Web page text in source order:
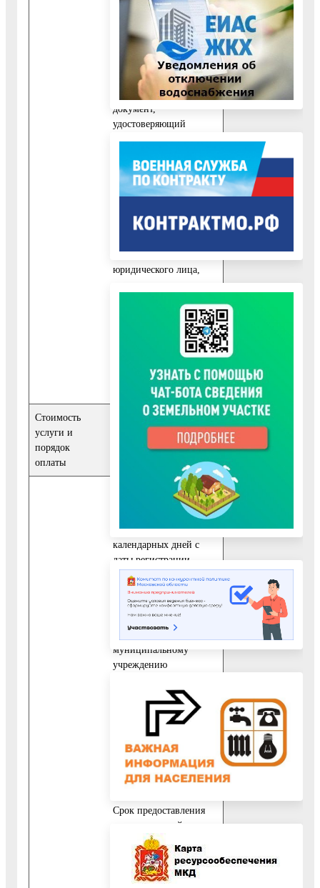
документ,
удостоверяющий
личность заявителя.
При личном приеме
заявитель - физическое
лицо представляет
документ,
удостоверяющий
личность.
Заявителем
представляется копия
документа,
(полномочия)
физического или
юридического лица,
Стоимость
услуги и
порядок
оплаты
Муниципальная услуга
предоставляется
бесплатно
Срок предоставления
муниципальной услуги
не может превышать 30
календарных дней с
даты регистрации
запроса заявителя о
предоставлении
муниципальной услуги
в учреждении,
подведомственном
муниципальному
учреждению
администрации
Воскресенского
муниципального
района Московской
области», или в
многофункциональном
центре.
Срок предоставления
муниципальной
услуги, запрос на
получение которой
передан заявителем
через